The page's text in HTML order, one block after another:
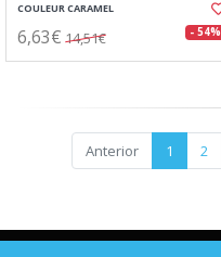
COULEUR CARAMEL
6,63€ 14,51€ - 54%
Anterior 1 2